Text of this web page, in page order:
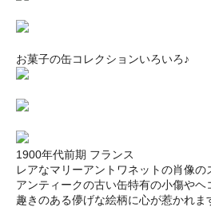
お菓子の缶コレクションいろいろ♪
1900年代前期 フランス
レアなマリーアントワネットの肖像の
アンティークの古い缶特有の小傷やヘ
趣きのある儚げな絵柄に心が惹かれま